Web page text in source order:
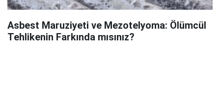
Asbest Maruziyeti ve Mezotelyoma: Ölümcül
Tehlikenin Farkında mısınız?